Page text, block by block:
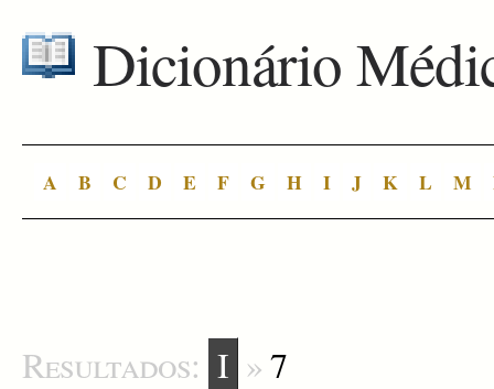
Dicionário
A B C D E F G H I J K L M
Resultados: I »7